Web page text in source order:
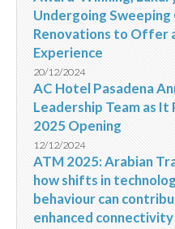
Undergoing Sweeping
Renovations to Offer
Experience
20/12/2024
AC Hotel Pasadena
Leadership Team as
2025 Opening
12/12/2024
ATM 2025: Arabian
how shifts in
behaviour can
enhanced connectivity